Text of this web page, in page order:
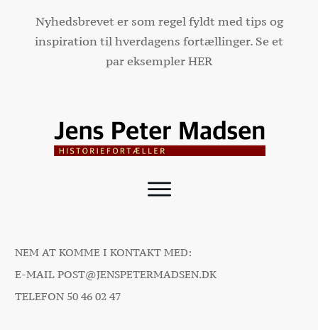
Nyhedsbrevet er som regel fyldt med tips og
inspiration til hverdagens fortællinger. Se et
par eksemplerHER
NEM AT KOMME I KONTAKT MED:
E-MAIL POST@JENSPETERMADSEN.DK
TELEFON 50 46 02 47